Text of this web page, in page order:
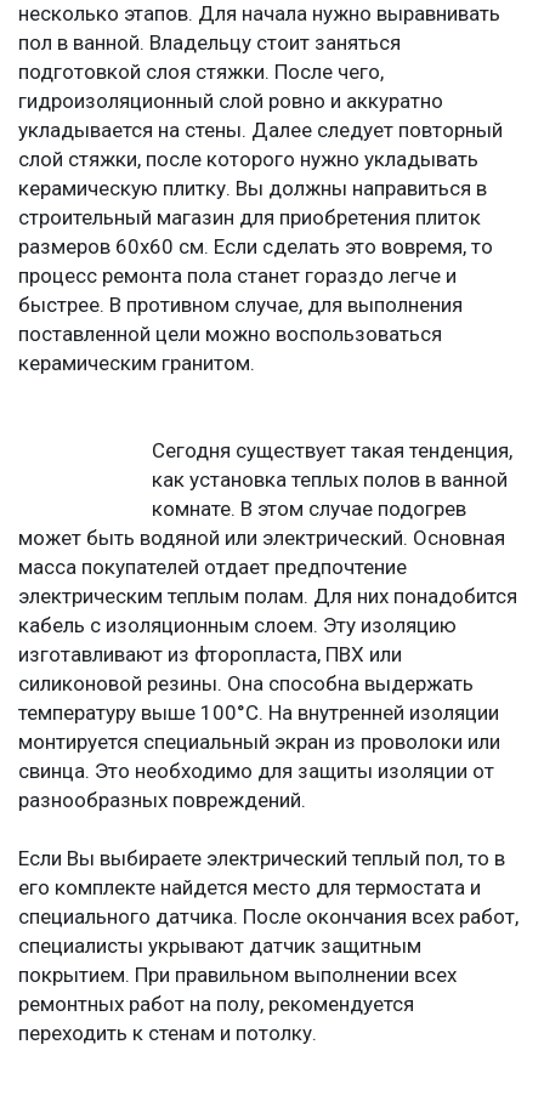
несколько этапов. Для начала нужно выравнивать
пол в ванной. Владельцу стоит заняться
подготовкой слоя стяжки. После чего,
гидроизоляционный слой ровно и аккуратно
укладывается на стены. Далее следует повторный
слой стяжки, после которого нужно укладывать
керамическую плитку. Вы должны направиться в
строительный магазин для приобретения плиток
размеров 60х60 см. Если сделать это вовремя, то
процесс ремонта пола станет гораздо легче и
быстрее. В противном случае, для выполнения
поставленной цели можно воспользоваться
керамическим гранитом.
Сегодня существует такая тенденция,
как установка теплых полов в ванной
комнате. В этом случае подогрев
может быть водяной или электрический. Основная
масса покупателей отдает предпочтение
электрическим теплым полам. Для них понадобится
кабель с изоляционным слоем. Эту изоляцию
изготавливают из фторопласта, ПВХ или
силиконовой резины. Она способна выдержать
температуру выше 100°С. На внутренней изоляции
монтируется специальный экран из проволоки или
свинца. Это необходимо для защиты изоляции от
разнообразных повреждений.
Если Вы выбираете электрический теплый пол, то в
его комплекте найдется место для термостата и
специального датчика. После окончания всех работ,
специалисты укрывают датчик защитным
покрытием. При правильном выполнении всех
ремонтных работ на полу, рекомендуется
переходить к стенам и потолку.